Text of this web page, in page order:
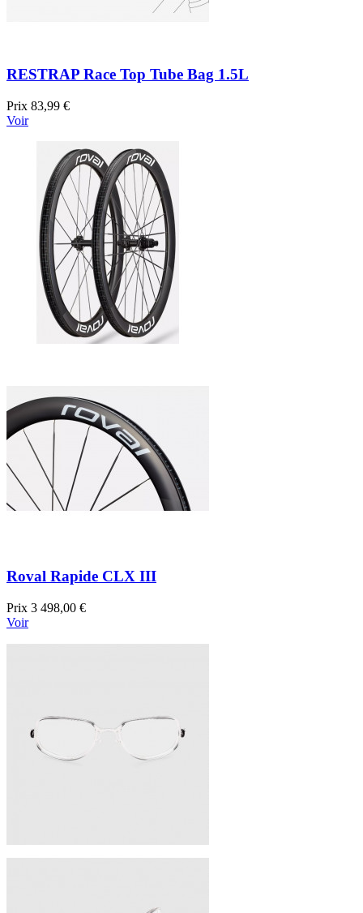
RESTRAP Race Top Tube Bag 1.5L
Prix 83,99 €
Voir
Roval Rapide CLX III
Prix 3 498,00 €
Voir